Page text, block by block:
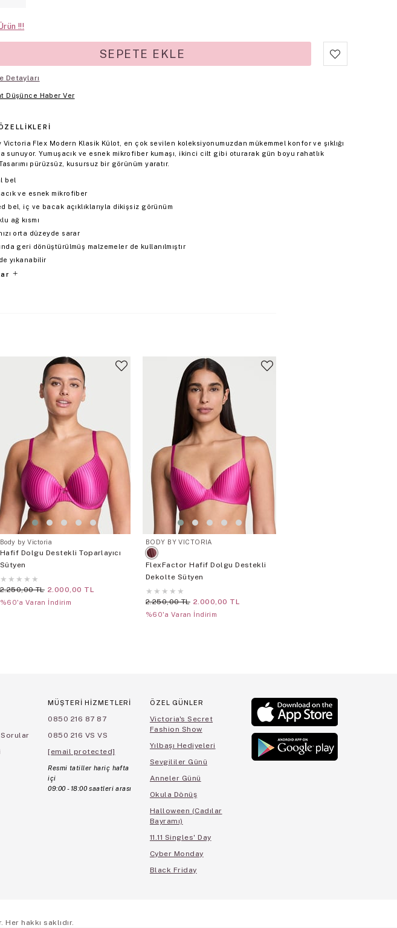
Detayları
Düşünce Haber Ver
Victoria Flex Modern Klasik Külot, en çok sevilen koleksiyonumuzdan mükemmel konfor ve şıklığı
sunuyor. Yumuşacık ve esnek mikrofiber kumaşı, ikinci cilt gibi oturarak gün boyu rahatlık
pürüzsüz, kusursuz bir görünüm yaratır.
bel
ve esnek mikrofiber
bel, iç ve bacak açıklıklarıyla dikişsiz görünüm
ağ kısmı
orta düzeyde sarar
geri dönüştürülmüş malzemeler de kullanılmıştır
yıkanabilir
Body by Victoria
Hafif Dolgu Destekli Toparlayıcı
Sütyen
★ ★ ★ ★ ★
2.250,00 TL 2.000,00 TL
%60'a Varan İndirim
BODY BY VICTORIA
FlexFactor Hafif Dolgu Destekli
Dekolte Sütyen
★ ★ ★ ★ ★
2.250,00 TL 2.000,00 TL
%60'a Varan İndirim
Sorular
MÜŞTERİ HİZMETLERİ
0850 216 87 87
0850 216 VS VS
[email protected]
Resmi tatiller hariç hafta
içi
09:00 - 18:00 saatleri arası
ÖZEL GÜNLER
Victoria's Secret
Fashion Show
Yılbaşı Hediyeleri
Sevgililer Günü
Anneler Günü
Okula Dönüş
Halloween (Cadılar
Bayramı)
11.11 Singles' Day
Cyber Monday
Black Friday
hakkı saklıdır.